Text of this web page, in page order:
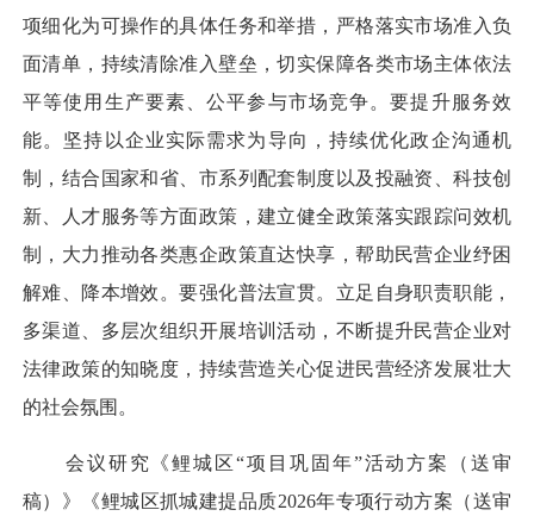
项细化为可操作的具体任务和举措，严格落实市场准入负
面清单，持续清除准入壁垒，切实保障各类市场主体依法
平等使用生产要素、公平参与市场竞争。要提升服务效
能。坚持以企业实际需求为导向，持续优化政企沟通机
制，结合国家和省、市系列配套制度以及投融资、科技创
新、人才服务等方面政策，建立健全政策落实跟踪问效机
制，大力推动各类惠企政策直达快享，帮助民营企业纾困
解难、降本增效。要强化普法宣贯。立足自身职责职能，
多渠道、多层次组织开展培训活动，不断提升民营企业对
法律政策的知晓度，持续营造关心促进民营经济发展壮大
的社会氛围。
会议研究《鲤城区“项目巩固年”活动方案（送审
稿）》《鲤城区抓城建提品质2026年专项行动方案（送审